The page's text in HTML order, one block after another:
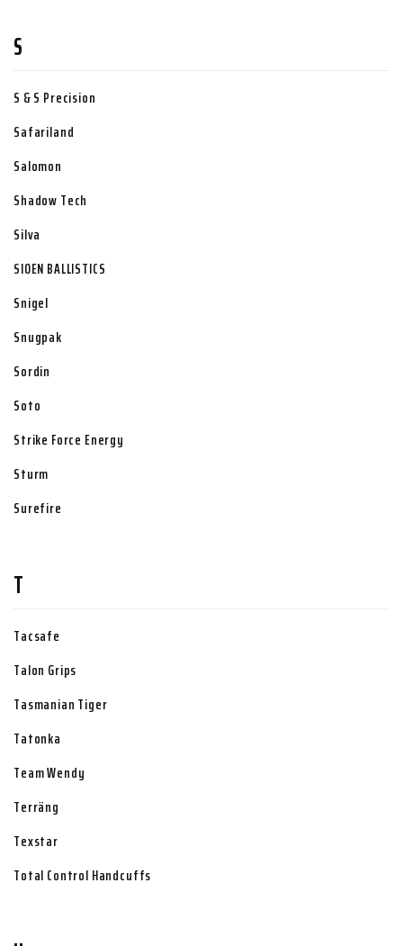
S
S & S Precision
Safariland
Salomon
Shadow Tech
Silva
SIOEN BALLISTICS
Snigel
Snugpak
Sordin
Soto
Strike Force Energy
Sturm
Surefire
T
Tacsafe
Talon Grips
Tasmanian Tiger
Tatonka
Team Wendy
Terräng
Texstar
Total Control Handcuffs